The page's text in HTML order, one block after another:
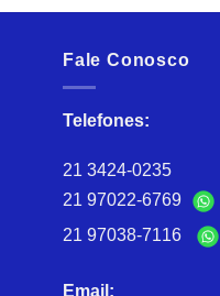
Fale Conosco
Telefones:
21 3424-0235
21 97022-6769
21 97038-7116
Email: